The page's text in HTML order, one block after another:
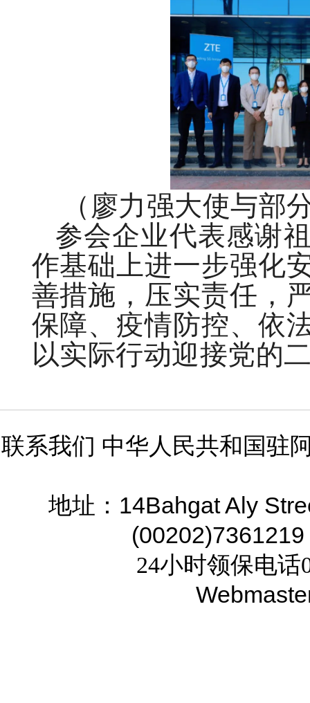
（廖力强大使与部
参会企业代表感谢
作基础上进一步强化
善措施，压实责任，
保障、疫情防控、依
以实际行动迎接党的
联系我们 中华人民共和国驻
地址： 14Bahgat Aly
(00202)7361219
24小时领保电话